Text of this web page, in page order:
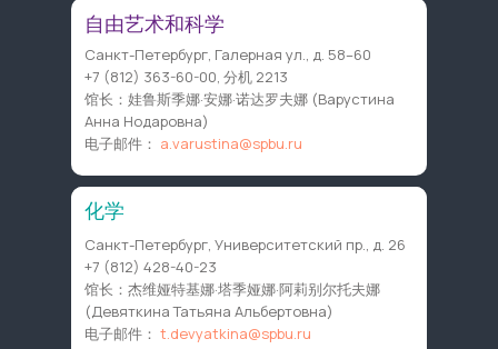
Санкт-Петербург, Ульяновская ул., д. 3
+7 (812) 428-43-26
馆长：克拉尤希娜·玛丽娜·奥列戈夫娜 (Краюхина
Марина Олеговна)
电子邮件：m.kraukhina@spbu.ru
物理学
自由艺术和科学
Санкт-Петербург, Галерная ул., д. 58–60
+7 (812) 363-60-00, 分机 2213
馆长：娃鲁斯季娜·安娜·诺达罗夫娜 (Варустина
Анна Нодаровна)
电子邮件： a.varustina@spbu.ru
化学
Санкт-Петербург, Университетский пр., д. 26
+7 (812) 428-40-23
馆长：杰维娅特基娜·塔季娅娜·阿莉别尔托夫娜
(Девяткина Татьяна Альбертовна)
电子邮件： t.devyatkina@spbu.ru